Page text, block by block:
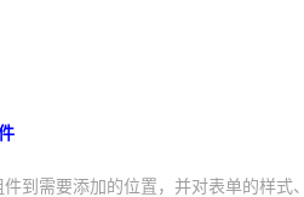
到需要添加的位置，并对表单的样式